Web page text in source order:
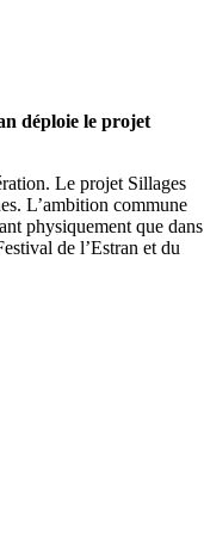
déploie le projet
Le projet Sillages
L’ambition commune
physiquement que dans
de l’Estran et du